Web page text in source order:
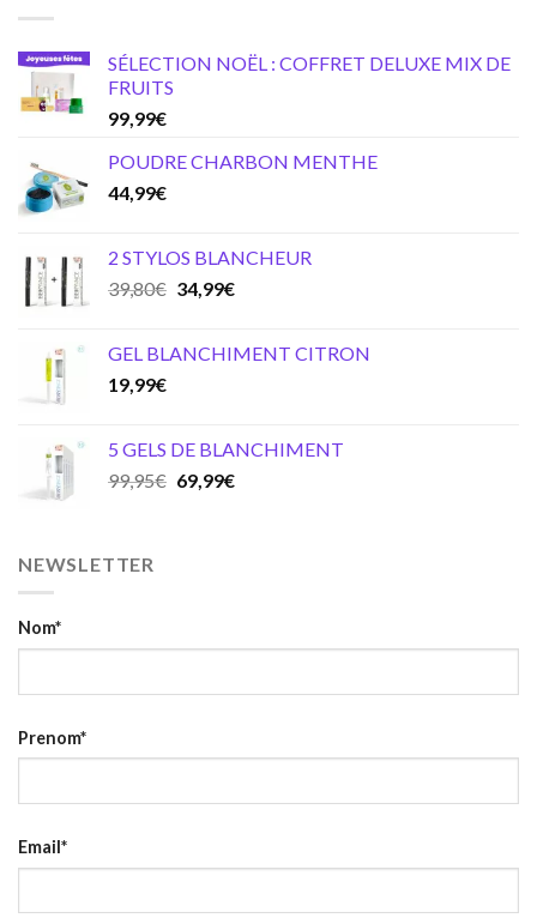
SÉLECTION NOËL : COFFRET DELUXE MIX DE
FRUITS
99,99€
POUDRE CHARBON MENTHE
44,99€
2 STYLOS BLANCHEUR
39,80€ Original
39,80€.
34,99€Current
34,99€.
GEL BLANCHIMENT CITRON
19,99€
5 GELS DE BLANCHIMENT
99,95€ Original
69,99€Current
NEWSLETTER
Nom*
Prenom*
Email*